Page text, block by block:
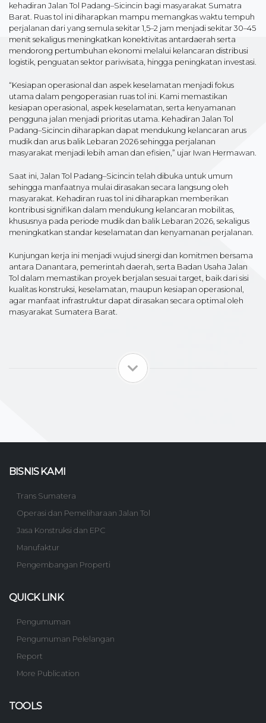
kehadiran Jalan Tol Padang–Sicincin bagi masyarakat Sumatra
Barat. Ruas tol ini diharapkan mampu memangkas waktu tempuh
perjalanan dari yang semula sekitar 1,5–2 jam menjadi sekitar 30–45
menit sekaligus meningkatkan konektivitas antardaerah serta
mendorong pertumbuhan ekonomi melalui kelancaran distribusi
logistik, penguatan sektor pariwisata, hingga peningkatan investasi.
“Kesiapan operasional dan aspek keselamatan menjadi fokus
utama dalam pengoperasian ruas tol ini. Kami memastikan
kesiapan operasional, aspek keselamatan, serta kenyamanan
pengguna jalan menjadi prioritas utama. Kehadiran Jalan Tol
Padang–Sicincin diharapkan dapat mendukung kelancaran arus
mudik dan arus balik Lebaran 2026 sehingga perjalanan
masyarakat menjadi lebih aman dan efisien,” ujar Iwan Hermawan.
Saat ini, Jalan Tol Padang–Sicincin telah dibuka untuk umum
sehingga manfaatnya mulai dirasakan secara langsung oleh
masyarakat. Kehadiran ruas tol ini diharapkan memberikan
kontribusi signifikan dalam mendukung kelancaran mobilitas,
khususnya pada periode mudik dan balik Lebaran 2026, sekaligus
meningkatkan standar keselamatan dan kenyamanan perjalanan.
Kunjungan kerja ini menjadi wujud sinergi dan komitmen bersama
antara Danantara, pemerintah daerah, serta Badan Usaha Jalan
Tol dalam memastikan proyek berjalan sesuai target, baik dari sisi
kualitas konstruksi, keselamatan, maupun kesiapan operasional,
agar manfaat infrastruktur dapat dirasakan secara optimal oleh
masyarakat Sumatera Barat.
BISNIS KAMI
Trans Sumatera
Operasi dan Pemeliharaan Jalan Tol
Jasa Konstruksi dan EPC
Manufaktur
Pengembangan Properti
QUICK LINK
Pengumuman
Pengumuman Pelelangan
Report
More Publication
TOOLS